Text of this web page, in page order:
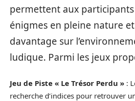
permettent aux
énigmes en pleine nature
davantage sur
ludique. Parmi les jeux
Jeu de Piste « Le Trésor Perdu » :
recherche d’indices pour retrouver